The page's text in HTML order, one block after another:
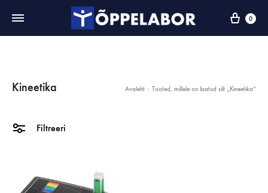
0
Kineetika Avaleht - Tooted, millele on lisatud silt „Kineetika“
Filtreeri